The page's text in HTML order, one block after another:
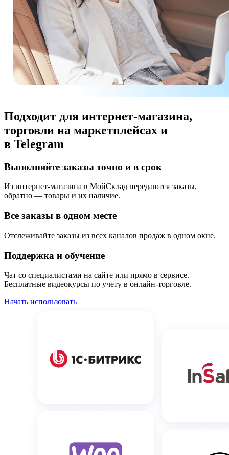
Подходит для интернет-магазина,
торговли на маркетплейсах и
в Telegram
Выполняйте заказы точно и в срок
Из интернет-магазина в МойСклад передаются заказы,
обратно — товары и их наличие.
Все заказы в одном месте
Отслеживайте заказы из всех каналов продаж в одном окне.
Поддержка и обучение
Чат со специалистами на сайте или прямо в сервисе.
Бесплатные видеокурсы по учету в онлайн-торговле.
Начать использовать